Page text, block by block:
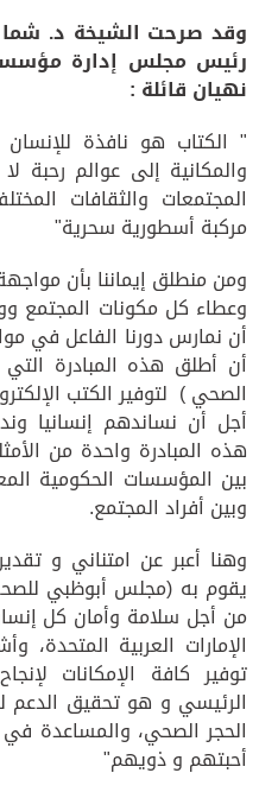
وقد صرحت الشيخة د.
رئيس مجلس إدارة
نهيان قائلة :
" الكتاب هو نافذة
والمكانية إلى عوالم رحبة
المجتمعات والثقافات
مركبة أسطورية سحرية"
ومن منطلق إيماننا بأن
وعطاء كل مكونات المجتمع
أن نمارس دورنا الفاعل في
أن أطلق هذه المبادرة
الصحي) لتوفير الكتب
أجل أن نساندهم إنسانيا
هذه المبادرة واحدة من
بين المؤسسات الحكومية
وبين أفراد المجتمع.
وهنا أعبر عن امتناني و
يقوم به (مجلس أبوظبي
من أجل سلامة وأمان كل
الإمارات العربية
توفير كافة الإمكانات
الرئيسي و هو تحقيق
الحجر الصحي، والمساعدة
أحبتهم و ذويهم"